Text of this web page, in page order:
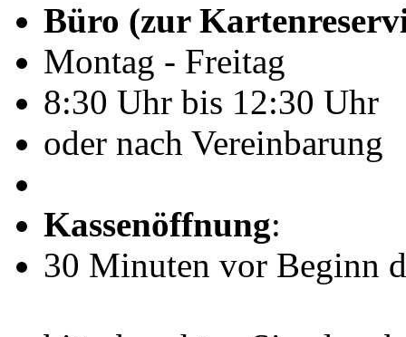
Büro (zur
Montag - Freitag
8:30 Uhr bis 12:30 Uhr
oder nach Vereinbarung
Kassenöffnung:
30 Minuten vor Beginn